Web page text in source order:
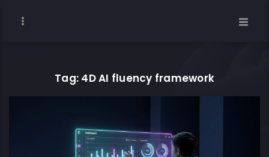
Tag: 4D AI fluency framework